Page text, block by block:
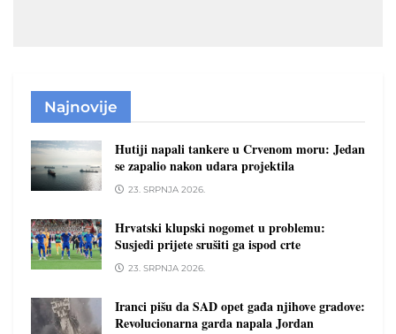
Najnovije
Hutiji napali tankere u Crvenom moru: Jedan
se zapalio nakon udara projektila
23. SRPNJA 2026.
Hrvatski klupski nogomet u problemu:
Susjedi prijete srušiti ga ispod crte
23. SRPNJA 2026.
Iranci pišu da SAD opet gađa njihove gradove:
Revolucionarna garda napala Jordan